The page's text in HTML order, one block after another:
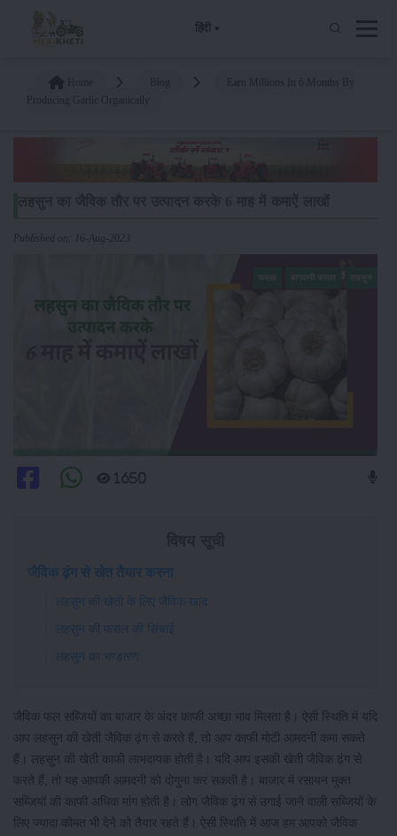
हिंदी
Published on: 16-Aug-2023
1650
जैविक ढ़ंग से खेत तैयार करना
लहसुन की खेती के लिए जैविक खाद
लहसुन की फसल की सिंचाई
लहसुन का भण्डारण
जैविक फल सब्जियों का बाजार के अंदर काफी अच्छा भाव मिलता है। ऐसी स्थिति में यदि
आप लहसुन की खेती जैविक ढ़ंग से करते हैं, तो आप काफी मोटी आमदनी कमा सकते
हैं। लहसुन की खेती काफी लाभदायक होती है। यदि आप इसकी खेती जैविक ढ़ंग से
करते हैं, तो यह आपकी आमदनी को दोगुना कर सकती है। बाजार में रसायन मुक्त
सब्जियों की काफी अधिक मांग होती है। लोग जैविक ढ़ंग से उगाई जाने वाली सब्जियों के
लिए ज्यादा कीमत भी देने को तैयार रहते हैं। ऐसी स्थिति में आज हम आपको जैविक